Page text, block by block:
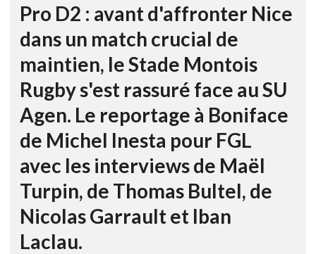
Pro D2 : avant d'affronter Nice
dans un match crucial de
maintien, le Stade Montois
Rugby s'est rassuré face au SU
Agen. Le reportage à Boniface
de Michel Inesta pour FGL
avec les interviews de Maël
Turpin, de Thomas Bultel, de
Nicolas Garrault et Iban
Laclau.